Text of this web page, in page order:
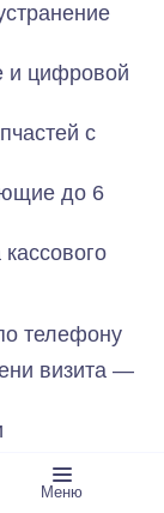
и цифровой
с
до 6
телефону
визита —
стоимость
Меню